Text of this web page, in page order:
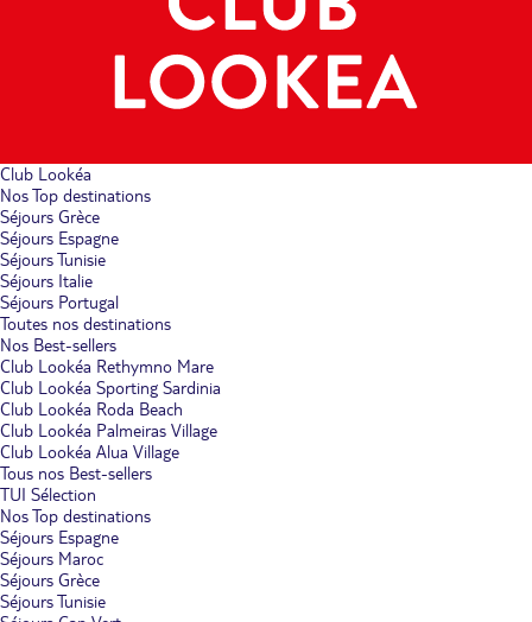
Club Lookéa
Nos Top destinations
Séjours Grèce
Séjours Espagne
Séjours Tunisie
Séjours Italie
Séjours Portugal
Toutes nos destinations
Nos Best-sellers
Club Lookéa Rethymno Mare
Club Lookéa Sporting Sardinia
Club Lookéa Roda Beach
Club Lookéa Palmeiras Village
Club Lookéa Alua Village
Tous nos Best-sellers
TUI Sélection
Nos Top destinations
Séjours Espagne
Séjours Maroc
Séjours Grèce
Séjours Tunisie